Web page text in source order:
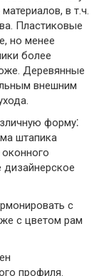
в т.ч.
Пластиковые
но менее
более
Деревянные
внешним
форму⁚
штапика
с
с цветом рам
профиля.